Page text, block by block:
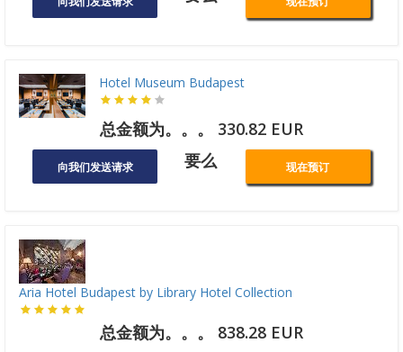
Hotel Museum Budapest
总金额为。。。 330.82 EUR
向我们发送请求 要么 现在预订
Aria Hotel Budapest by Library Hotel Collection
总金额为。。。 838.28 EUR